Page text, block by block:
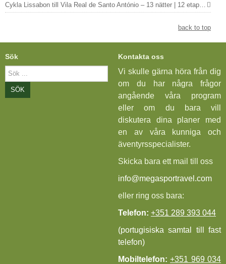
Cykla Lissabon till Vila Real de Santo António – 13 nätter | 12 etapper »
back to top
Sök
Sök
...
SÖK
Kontakta oss
Vi skulle gärna höra från dig
om du har några frågor
angående våra program
eller om du bara vill
diskutera dina planer med
en av våra kunniga och
äventyrsspecialister.
Skicka bara ett mail till oss
info@megasportravel.com
eller ring oss bara:
Telefon: +351 289 393 044
(portugisiska samtal till fast
telefon)
Mobiltelefon: +351 969 034